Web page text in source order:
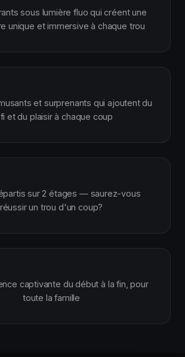
sous lumière fluo qui créent une
unique et immersive à chaque trou
et surprenants qui ajoutent du
et du plaisir à chaque coup
sur 2 étages — saurez-vous
réussir un trou d'un coup?
captivante du début à la fin, pour
toute la famille